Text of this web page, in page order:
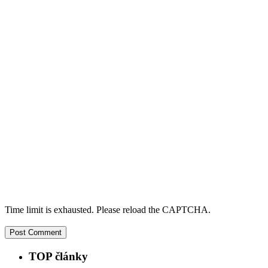
Time limit is exhausted. Please reload the CAPTCHA.
TOP články